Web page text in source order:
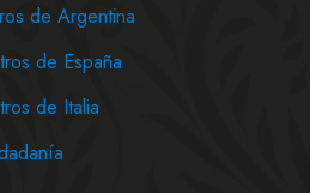
de Argentina
de España
de Italia